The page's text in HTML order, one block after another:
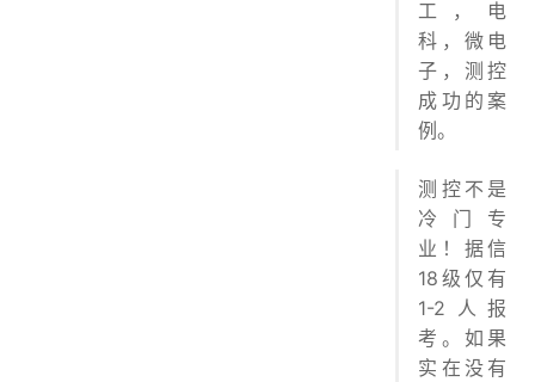
工，电
科，微电
子，测控
成功的案
例。
测控不是
冷门专
业！据信
18级仅有
1-2人报
考。如果
实在没有